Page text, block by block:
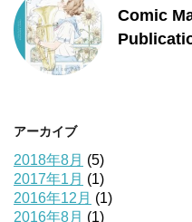
Comic
アーカイブ
2018年8月 (5)
2017年1月 (1)
2016年12月 (1)
2016年8月 (1)